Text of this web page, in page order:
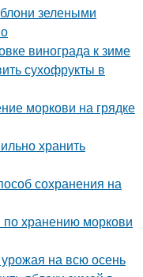
зелеными
винограда к зиме
сухофрукты в
моркови на грядке
хранить
сохранения на
хранению моркови
урожая на всю осень